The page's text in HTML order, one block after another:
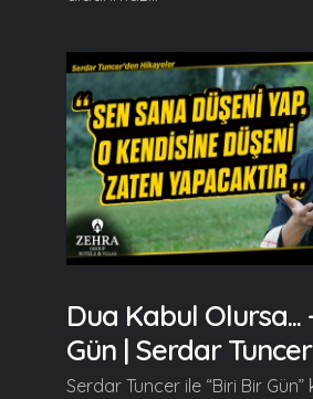
Dua Kabul Olursa...
Gün | Serdar Tuncer
Serdar Tuncer ile “Biri Bir